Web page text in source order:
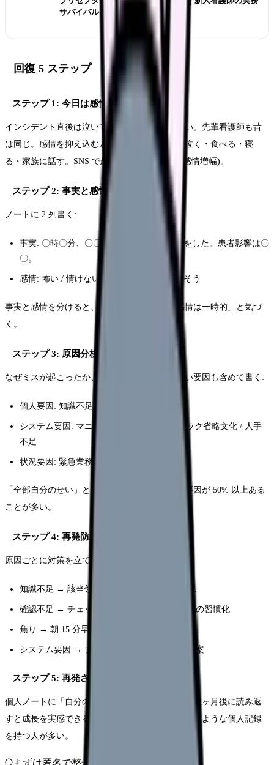
サバイバル
回復 5 ステップ
ステップ 1: 今日は感情を出していい
インシデント直後は泣いていい、落ち込んでいい。先輩看護師も昔
は同じ。感情を抑え込むと後で爆発する。家で泣く・食べる・寝
る・家族に話す。SNS で愚痴ることは避ける (感情増幅)。
ステップ 2: 事実と感情を分離する (翌日)
ノートに 2 列書く:
事実: 〇時〇分、〇〇の処置で △△ のミスをした。患者影響は〇
〇。
感情: 怖い / 情けない / 辞めたい / 責められそう
事実と感情を分けると、「事実は改善可能、感情は一時的」と気づ
く。
ステップ 3: 原因分析 (3 日目〜)
なぜミスが起こったか、自分だけの責任じゃない要因も含めて書く:
個人要因: 知識不足 / 確認不足 / 焦り / 疲労
システム要因: マニュアル不備 / ダブルチェック省略文化 / 人手
不足
状況要因: 緊急業務の重なり / 情報伝達不全
「全部自分のせい」と思いがちだけど、構造的要因が 50% 以上ある
ことが多い。
ステップ 4: 再発防止策の具体化
原因ごとに対策を立てる:
知識不足 → 該当領域の勉強時間を週 2 回確保
確認不足 → チェックリスト作成、指差し確認の習慣化
焦り → 朝 15 分早く出勤して準備時間確保
システム要因 → プリセプターや師長に改善提案
ステップ 5: 再発させないために記録を残す
個人ノートに「自分のインシデント集」を作る。数ヶ月後に読み返
すと成長を実感できる。ベテラン看護師も実は同じような個人記録
を持つ人が多い。
まずは匿名で整理